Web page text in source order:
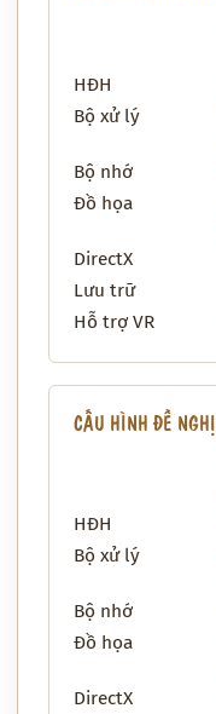
HĐH
Bộ xử lý
Bộ nhớ
Đồ họa
DirectX
Lưu trữ
Hỗ trợ VR
CẤU HÌNH ĐỀ NGHỊ
HĐH
Bộ xử lý
Bộ nhớ
Đồ họa
DirectX